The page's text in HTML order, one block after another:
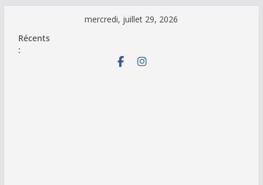
contenu
mercredi, juillet 29, 2026
Récents
: